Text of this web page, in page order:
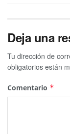
Deja una
Tu dirección de
obligatorios están
Comentario *